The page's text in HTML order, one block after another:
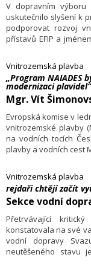
V dopravním výboru
uskutečnilo slyšení k
podporovat rozvoj
přístavů EFIP a
Vnitrozemská plavba
„Program
modernizaci plavidel“
Mgr. Vít
Evropská komise v
vnitrozemské plavby
na vodních tocích
plavby a vodních cest
Vnitrozemská plavba
rejdaři chtějí začít
Sekce vodní
Přetrvávající
konstatovala na své
vodní dopravy
neutěšeného stavu